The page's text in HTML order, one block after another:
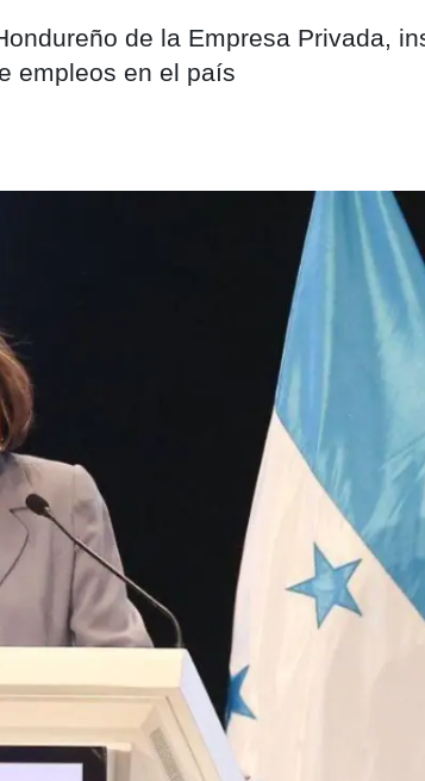
de la Empresa Privada,
empleos en el país